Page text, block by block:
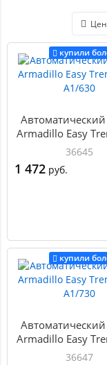
купили
Armadillo Easy
A1/630
36645
1 472 руб.
купили
Armadillo Easy
A1/730
36647